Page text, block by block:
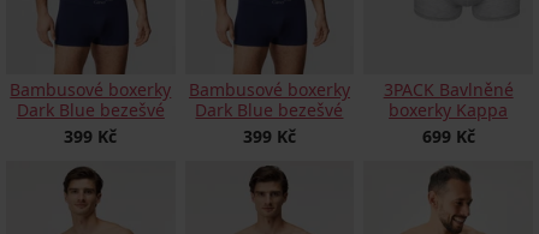
Bambusové boxerky
Dark Blue bezešvé
399 Kč
Bambusové boxerky
Dark Blue bezešvé
399 Kč
3PACK Bavlněné
boxerky Kappa
699 Kč